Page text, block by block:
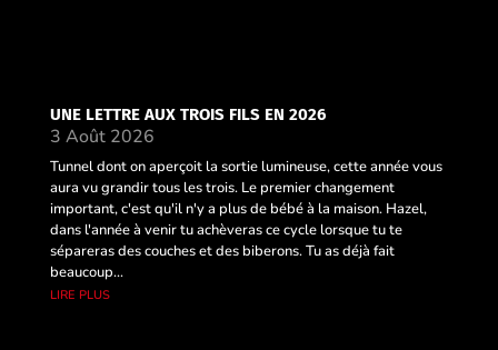
UNE LETTRE AUX TROIS FILS EN 2026
3 Août 2026
Tunnel dont on aperçoit la sortie lumineuse, cette année vous
aura vu grandir tous les trois. Le premier changement
important, c'est qu'il n'y a plus de bébé à la maison. Hazel,
dans l'année à venir tu achèveras ce cycle lorsque tu te
sépareras des couches et des biberons. Tu as déjà fait
beaucoup...
lire plus